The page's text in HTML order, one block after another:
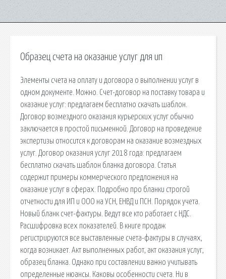
Образец счета на оказание услуг для ип
Элементы счета на оплату и договора о выполнении услуг в
одном документе. Можно. Счет-договор на поставку товара и
оказание услуг: предлагаем бесплатно скачать шаблон.
Договор возмездного оказания курьерских услуг обычно
заключается в простой письменной. Договор на проведение
экспертизы относится к договорам на оказание возмездных
услуг. Договор оказания услуг 2018 года: предлагаем
бесплатно скачать шаблон бланка договора. Статья
содержит примеры коммерческого предложения на
оказание услуг в сферах. Подробно про бланки строгой
отчетности для ИП и ООО на УСН, ЕНВД и ПСН. Порядок учета.
Новый бланк счет-фактуры. Ведут все кто работает с НДС.
Расшифровка всех показателей. В книге продаж
регистрируются все выставленные счета-фактуры в случаях,
когда возникает. Акт выполненных работ, акт оказания услуг,
образец бланка. Однако при составлении важно учитывать
определенные нюансы. Каковы особенности счета. Ни в